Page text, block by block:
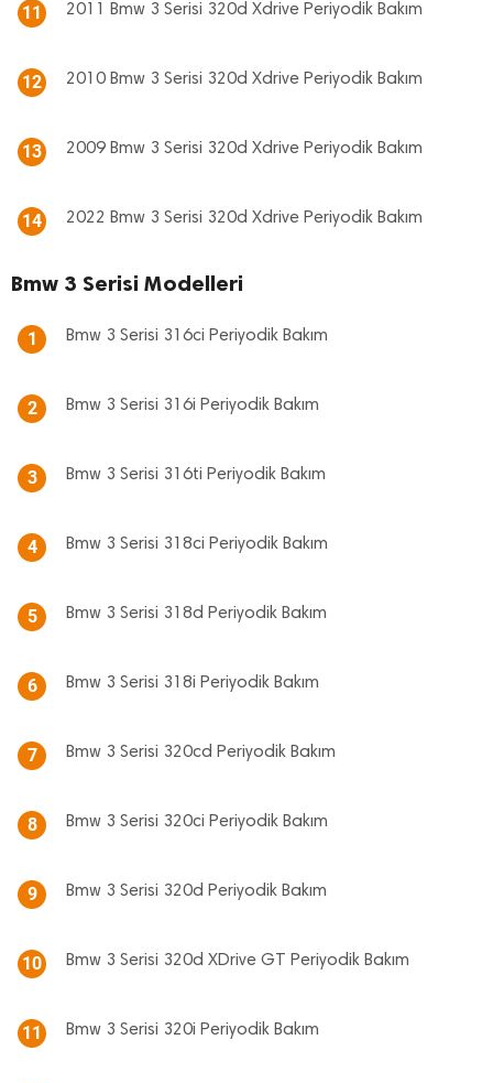
11 2011 Bmw 3 Serisi 320d Xdrive Periyodik Bakım
12 2010 Bmw 3 Serisi 320d Xdrive Periyodik Bakım
13 2009 Bmw 3 Serisi 320d Xdrive Periyodik Bakım
14 2022 Bmw 3 Serisi 320d Xdrive Periyodik Bakım
Bmw 3 Serisi Modelleri
1 Bmw 3 Serisi 316ci Periyodik Bakım
2 Bmw 3 Serisi 316i Periyodik Bakım
3 Bmw 3 Serisi 316ti Periyodik Bakım
4 Bmw 3 Serisi 318ci Periyodik Bakım
5 Bmw 3 Serisi 318d Periyodik Bakım
6 Bmw 3 Serisi 318i Periyodik Bakım
7 Bmw 3 Serisi 320cd Periyodik Bakım
8 Bmw 3 Serisi 320ci Periyodik Bakım
9 Bmw 3 Serisi 320d Periyodik Bakım
10 Bmw 3 Serisi 320d XDrive GT Periyodik Bakım
11 Bmw 3 Serisi 320i Periyodik Bakım